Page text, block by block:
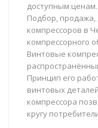
доступным
Подбор,
компрессоров в
компрессорного
Винтовые
Принцип его
винтовых
компрессора
кругу